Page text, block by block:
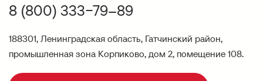
8 (800) 333−79–89
188301, Ленинградская область, Гатчинский район,
промышленная зона Корпиково, дом 2, помещение 108.